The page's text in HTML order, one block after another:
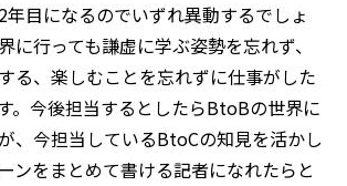
目になるのでいずれ異動するでしょ
に行っても謙虚に学ぶ姿勢を忘れず、
る、楽しむことを忘れずに仕事がした
。今後担当するとしたらBtoBの世界に
、今担当しているBtoCの知見を活かし
ンをまとめて書ける記者になれたらと